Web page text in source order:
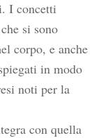
I concetti
si sono
corpo, e anche
in modo
noti per la
con quella